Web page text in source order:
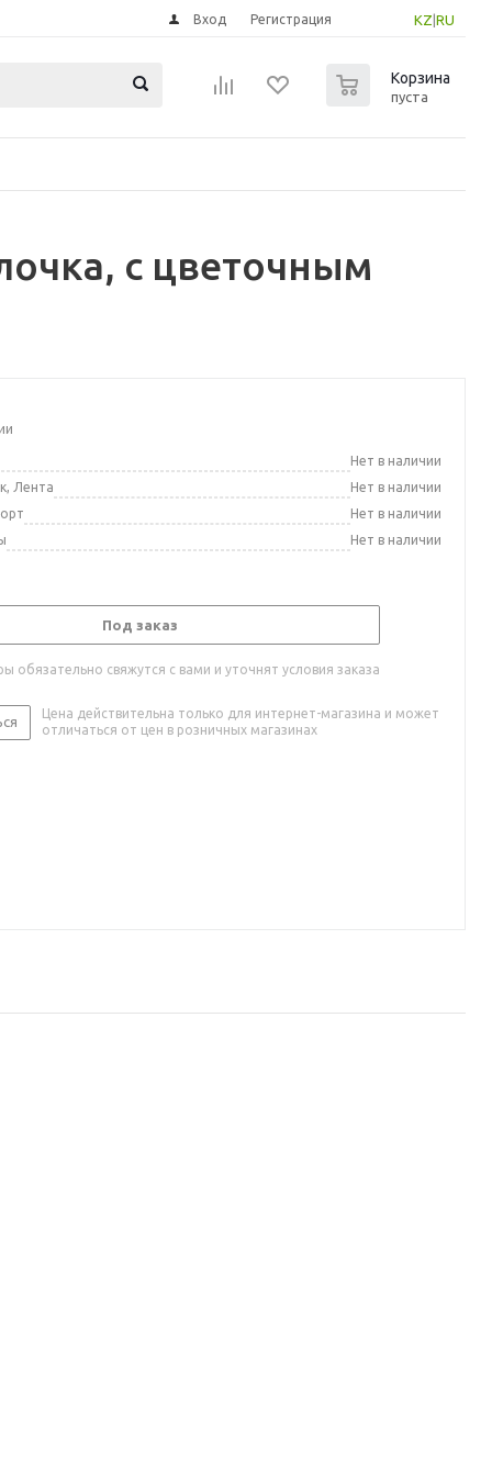
KZ RU
Вход Регистрация
Корзина
пуста
с цветочным
Нет в наличии
Лента
Нет в наличии
Нет в наличии
Нет в наличии
Под заказ
обязательно свяжутся с вами и уточнят условия заказа
Цена действительна только для интернет-магазина и может
отличаться от цен в розничных магазинах